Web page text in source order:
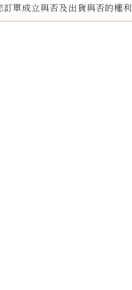
單成立與否及出貨與否的權利